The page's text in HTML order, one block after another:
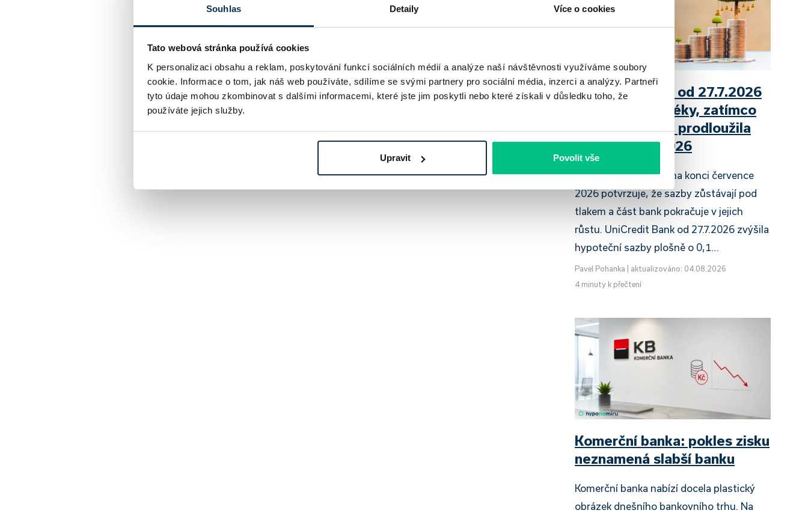
Souhlas Detaily Více o cookies
Tato webová stránka používá cookies
K personalizaci obsahu a reklam, poskytování funkcí sociálních médií a analýze naší návštěvnosti využíváme soubory
cookie. Informace o tom, jak náš web používáte, sdílíme se svými partnery pro sociální média, inzerci a analýzy. Partneři
tyto údaje mohou zkombinovat s dalšími informacemi, které jste jim poskytli nebo které získali v důsledku toho, že
používáte jejich služby.
Upravit Povolit vše
UniCredit Bank od 27.7.2026
zdražuje hypotéky, zatímco
Raiffeisenbank prodloužila
slevu do 6.9.2026
Český hypoteční trh na konci července
2026 potvrzuje, že sazby zůstávají pod
tlakem a část bank pokračuje v jejich
růstu. UniCredit Bank od 27.7.2026 zvýšila
hypoteční sazby plošně o 0,1…
Pavel Pohanka
aktualizováno: 04.08.2026
4 minuty k přečtení
Komerční banka: pokles zisku
neznamená slabší banku
Komerční banka nabízí docela plastický
obrázek dnešního bankovního trhu. Na